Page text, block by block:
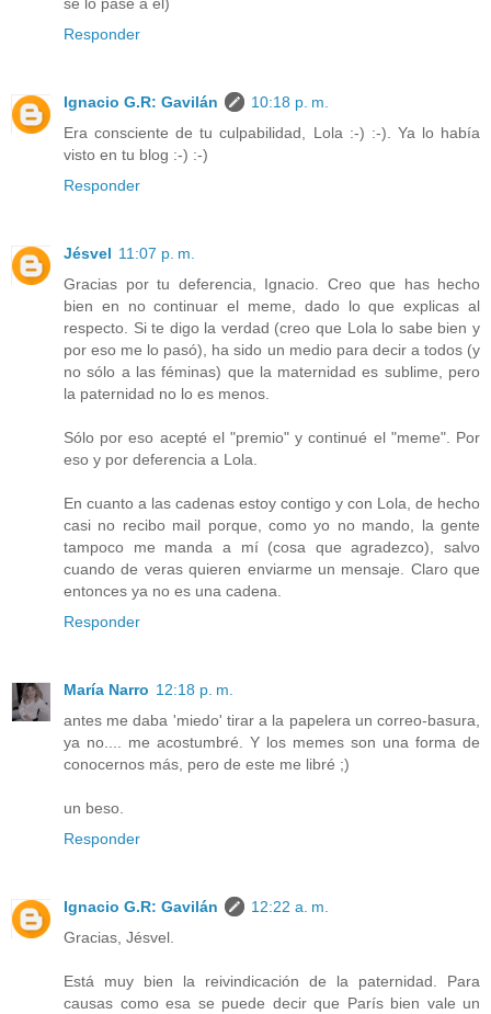
Responder
Ignacio G.R: Gavilán
10:18 p. m.
Era consciente de tu culpabilidad, Lola :-) :-). Ya lo había
visto en tu blog :-) :-)
Responder
Jésvel 11:07 p. m.
Gracias por tu deferencia, Ignacio. Creo que has hecho
bien en no continuar el meme, dado lo que explicas al
respecto. Si te digo la verdad (creo que Lola lo sabe bien y
por eso me lo pasó), ha sido un medio para decir a todos (y
no sólo a las féminas) que la maternidad es sublime, pero
la paternidad no lo es menos.
Sólo por eso acepté el "premio" y continué el "meme". Por
eso y por deferencia a Lola.
En cuanto a las cadenas estoy contigo y con Lola, de hecho
casi no recibo mail porque, como yo no mando, la gente
tampoco me manda a mí (cosa que agradezco), salvo
cuando de veras quieren enviarme un mensaje. Claro que
entonces ya no es una cadena.
Responder
María Narro 12:18 p. m.
antes me daba 'miedo' tirar a la papelera un correo-basura,
ya no.... me acostumbré. Y los memes son una forma de
conocernos más, pero de este me libré ;)
un beso.
Responder
Ignacio G.R: Gavilán
12:22 a. m.
Gracias, Jésvel.
Está muy bien la reivindicación de la paternidad. Para
causas como esa se puede decir que París bien vale un